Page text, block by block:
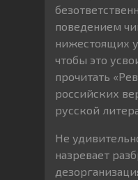
поведением
нижестоящих
чтобы это
прочитать
российских
русской
Не
назревает